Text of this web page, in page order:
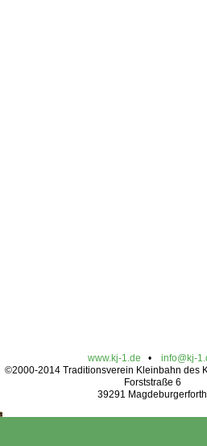
www.kj-1.de • info@kj-
©2000-2014 Traditionsverein Kleinbahn des
Forststraße 6
39291 Magdeburgerforth